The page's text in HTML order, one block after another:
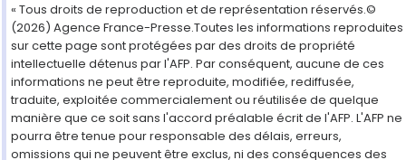
« Tous droits de reproduction et de représentation réservés.©
(2026) Agence France-Presse.Toutes les informations reproduites
sur cette page sont protégées par des droits de propriété
intellectuelle détenus par l'AFP. Par conséquent, aucune de ces
informations ne peut être reproduite, modifiée, rediffusée,
traduite, exploitée commercialement ou réutilisée de quelque
manière que ce soit sans l'accord préalable écrit de l'AFP. L'AFP ne
pourra être tenue pour responsable des délais, erreurs,
omissions qui ne peuvent être exclus, ni des conséquences des